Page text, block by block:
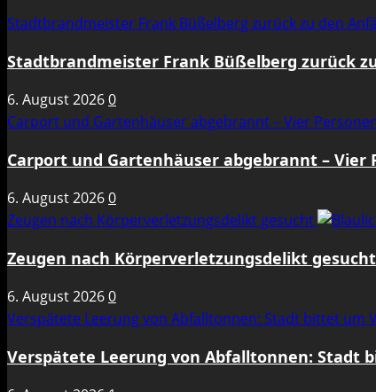
Stadtbrandmeister Frank Büßelberg zurück zu den
Stadtbrandmeister Frank Büßelberg zurück
6. August 20260
Carport und Gartenhäuser abgebrannt – Vier
Carport und Gartenhäuser abgebrannt – Vier
6. August 20260
Zeugen nach Körperverletzungsdelikt gesucht
Zeugen nach Körperverletzungsdelikt gesucht
6. August 20260
Verspätete Leerung von Abfalltonnen: Stadt bittet um
Verspätete Leerung von Abfalltonnen: Stadt